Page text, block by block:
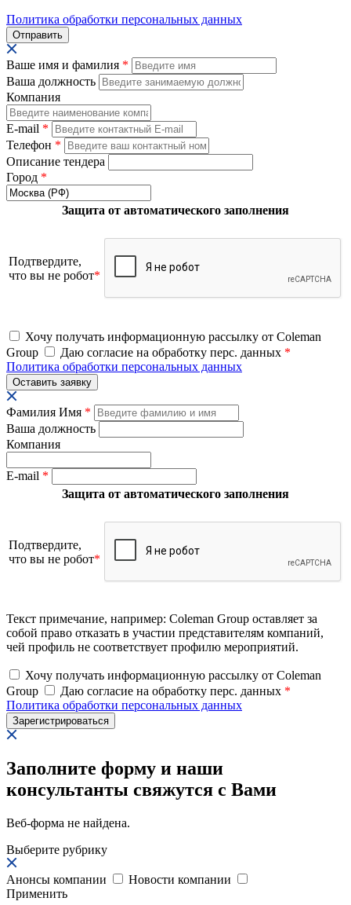
Политика обработки персональных данных
Ваше имя и фамилия *
Ваша должность
Компания
E-mail *
Телефон *
Описание тендера
Город *
Защита от автоматического заполнения
Подтвердите,
что вы не робот*
Хочу получать информационную рассылку от Coleman
Group
Даю согласие на обработку перс. данных *
Политика обработки персональных данных
Фамилия Имя *
Ваша должность
Компания
E-mail *
Защита от автоматического заполнения
Подтвердите,
что вы не робот*
Текст примечание, например: Coleman Group оставляет за
собой право отказать в участии представителям компаний,
чей профиль не соответствует профилю мероприятий.
Хочу получать информационную рассылку от Coleman
Group
Даю согласие на обработку перс. данных *
Политика обработки персональных данных
Заполните форму и наши
консультанты свяжутся с Вами
Веб-форма не найдена.
Выберите рубрику
Анонсы компании
Новости компании
Применить